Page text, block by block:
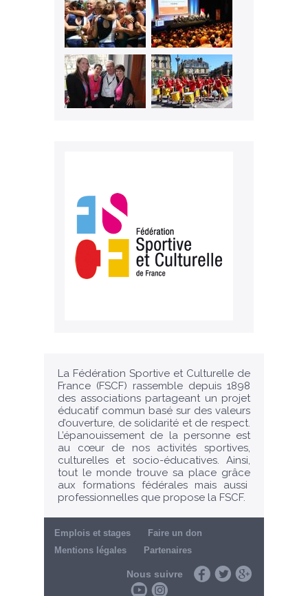
La Fédération Sportive et Culturelle de
France (FSCF) rassemble depuis 1898
des associations partageant un projet
éducatif commun basé sur des valeurs
d’ouverture, de solidarité et de respect.
L’épanouissement de la personne est
au cœur de nos activités sportives,
culturelles et socio-éducatives. Ainsi,
tout le monde trouve sa place grâce
aux formations fédérales mais aussi
professionnelles que propose la FSCF.
Emplois et stages
Faire un don
Mentions légales
Partenaires
Nous suivre